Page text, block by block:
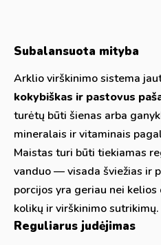
Subalansuota mityba
Arklio virškinimo sistema
kokybiškas ir pastovus
turėtų būti šienas arba
mineralais ir vitaminais
Maistas turi būti tiekiamas
vanduo — visada šviežias ir
porcijos yra geriau nei
kolikų ir virškinimo sutrikimų.
Reguliarus judėjimas